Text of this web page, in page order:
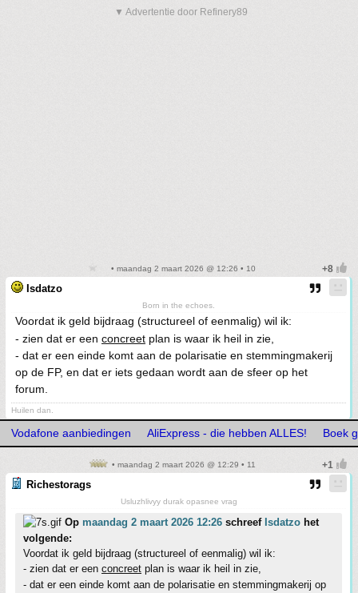
▼ Advertentie door Refinery89
• maandag 2 maart 2026 @ 12:26 • 10
Isdatzo
Born in the echoes.
Voordat ik geld bijdraag (structureel of eenmalig) wil ik:
- zien dat er een concreet plan is waar ik heil in zie,
- dat er een einde komt aan de polarisatie en stemmingmakerij
op de FP, en dat er iets gedaan wordt aan de sfeer op het
forum.
Huilen dan.
Vodafone aanbiedingen AliExpress - die hebben ALLES! Boek
• maandag 2 maart 2026 @ 12:29 • 11
Richestorags
Usluzhlivyy durak opasnee vrag
Op maandag 2 maart 2026 12:26 schreef Isdatzo het
volgende:
Voordat ik geld bijdraag (structureel of eenmalig) wil ik:
- zien dat er een concreet plan is waar ik heil in zie,
- dat er een einde komt aan de polarisatie en stemmingmakerij op